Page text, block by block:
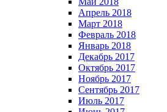
Апрель 2018
Март 2018
Февраль 2018
Январь 2018
Декабрь 2017
Октябрь 2017
Ноябрь 2017
Сентябрь 2017
Июль 2017